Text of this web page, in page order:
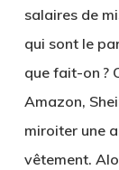
salaires de
qui sont le
que fait-on ?
Amazon,
miroiter une
vêtement.